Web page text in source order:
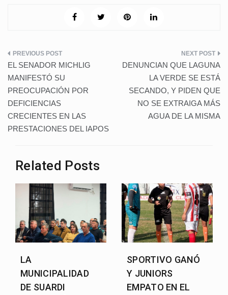
b
o
o
k
at
p
er
m
g
Navegación
de
entradas
EL SENADOR MICHLIG
MANIFESTÓ SU
PREOCUPACIÓN POR
DEFICIENCIAS
CRECIENTES EN LAS
PRESTACIONES DEL IAPOS
DENUNCIAN QUE LAGUNA
LA VERDE SE ESTÁ
SECANDO, Y PIDEN QUE
NO SE EXTRAIGA MÁS
AGUA DE LA MISMA
Related Posts
LA
MUNICIPALIDAD
DE SUARDI
SPORTIVO GANÓ
Y JUNIORS
EMPATO EN EL